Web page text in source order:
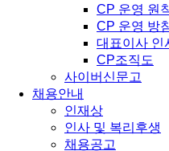
CP 운영 원
CP 운영 방
대표이사 인
CP조직도
사이버신문고
채용안내
인재상
인사 및 복리후생
채용공고